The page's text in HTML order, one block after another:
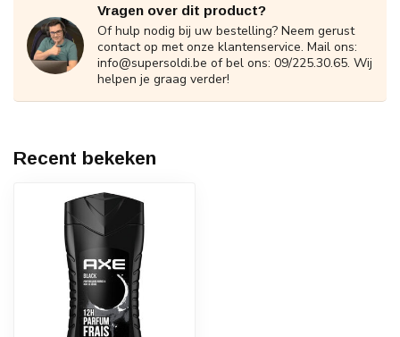
Vragen over dit product?
Of hulp nodig bij uw bestelling? Neem gerust
contact op met onze klantenservice. Mail ons:
info@supersoldi.be of bel ons: 09/225.30.65. Wij
helpen je graag verder!
Recent bekeken